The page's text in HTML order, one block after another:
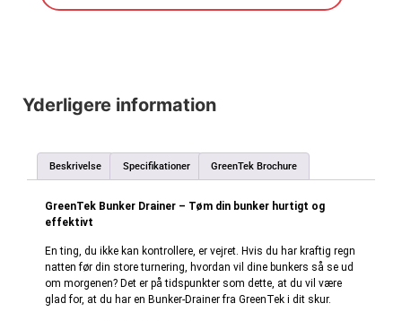
Yderligere information
Beskrivelse Specifikationer GreenTek Brochure
GreenTek Bunker Drainer – Tøm din bunker hurtigt og
effektivt
En ting, du ikke kan kontrollere, er vejret. Hvis du har kraftig regn
natten før din store turnering, hvordan vil dine bunkers så se ud
om morgenen? Det er på tidspunkter som dette, at du vil være
glad for, at du har en Bunker-Drainer fra GreenTek i dit skur.